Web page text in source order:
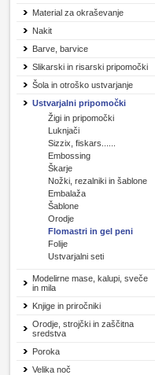
Material za okraševanje
Nakit
Barve, barvice
Slikarski in risarski pripomočki
Šola in otroško ustvarjanje
Ustvarjalni pripomočki
Žigi in pripomočki
Luknjači
Sizzix, fiskars......
Embossing
Škarje
Nožki, rezalniki in šablone
Embalaža
Šablone
Orodje
Flomastri in gel peni
Folije
Ustvarjalni seti
Modelirne mase, kalupi, sveče
in mila
Knjige in priročniki
Orodje, strojčki in zaščitna
sredstva
Poroka
Velika noč